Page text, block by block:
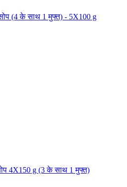
(4 के साथ 1 मुफ्त) - 5X100 g
4X150 g (3 के साथ 1 मुफ्त)